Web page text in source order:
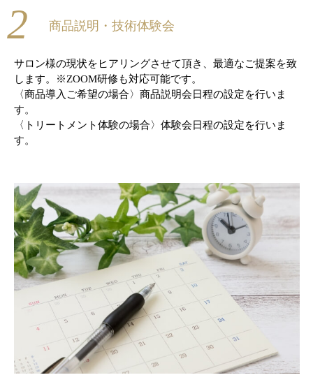
2 商品説明・技術体験会
サロン様の現状をヒアリングさせて頂き、最適なご提案を致
します。※ZOOM研修も対応可能です。
〈商品導入ご希望の場合〉商品説明会日程の設定を行いま
す。
〈トリートメント体験の場合〉体験会日程の設定を行いま
す。